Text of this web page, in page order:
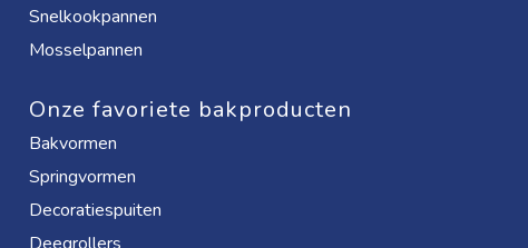
Snelkookpannen
Mosselpannen
Onze favoriete bakproducten
Bakvormen
Springvormen
Decoratiespuiten